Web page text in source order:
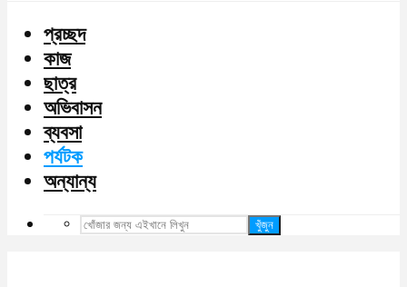
প্রচ্ছদ
কাজ
ছাত্র
অভিবাসন
ব্যবসা
পর্যটক
অন্যান্য
খুঁজুন